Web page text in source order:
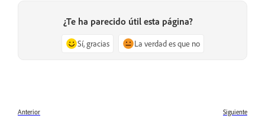
¿Te ha parecido útil esta página?
Sí, gracias La verdad es que no
Anterior Siguiente